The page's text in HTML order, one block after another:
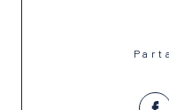
Ardèche ?
biens à vendre